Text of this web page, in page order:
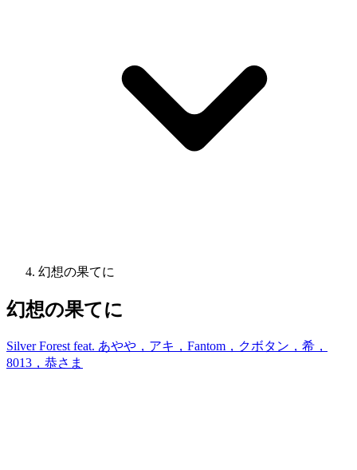
幻想の果てに
幻想の果てに
Silver Forest feat. あやや，アキ，Fantom，クボタン，希，
8013，恭さま